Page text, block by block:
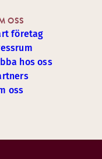
OSS
företag
hos oss
oss